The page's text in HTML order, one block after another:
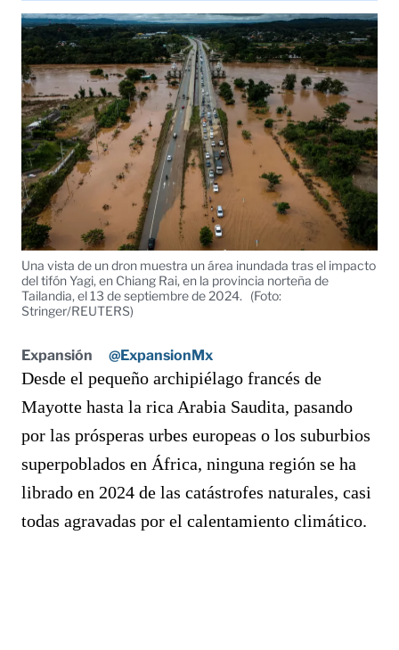
Una vista de un dron muestra un área inundada tras el impacto
del tifón Yagi, en Chiang Rai, en la provincia norteña de
Tailandia, el 13 de septiembre de 2024.
(Foto:
Stringer/REUTERS)
Expansión @ExpansionMx
Desde el pequeño archipiélago francés de
Mayotte hasta la rica Arabia Saudita, pasando
por las prósperas urbes europeas o los suburbios
superpoblados en África, ninguna región se ha
librado en 2024 de las catástrofes naturales, casi
todas agravadas por el calentamiento climático.